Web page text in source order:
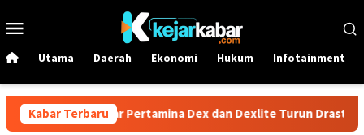
ke
Mobile
Utama Daerah Ekonomi Hukum Infotainment
Kabar Terbaru
Harga Solar Pertamina Dex dan Dexlite Turun Drastis, Cek